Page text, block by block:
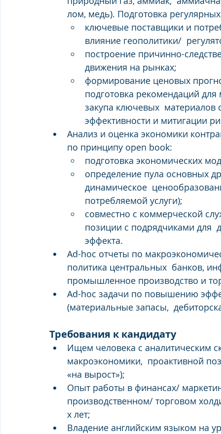
лом, медь). Подготовка
ключевые поставщики и
влияние геополитики/
построение причинно-
движения на рынках;
формирование ценовых
подготовка рекомендаций
закупа ключевых
эффективности и митигации
Анализ и оценка экономики
по принципу open book:
подготовка экономических
определение пула основных
динамическое
потребляемой услуги);
совместно с коммерческой
позиции с подрядчиками для
эффекта.
Ad-hoc отчеты по
политика центральных  банков,
промышленное производство и
Ad-hoc задачи по повышению
(материальные запасы,
Требования к кандидату
Ищем человека с аналитическим
макроэкономики,  проактивной
«на вырост»);
Опыт работы в финансах/
производственном/ торговом
х лет;
Владение английским языком на